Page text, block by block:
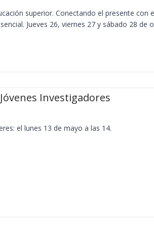
superior. Conectando el presente con
Jueves 26, viernes 27 y sábado 28 de
Investigadores
el lunes 13 de mayo a las 14.